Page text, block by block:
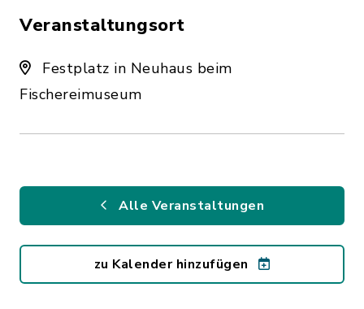
Veranstaltungsort
Festplatz in Neuhaus beim
Fischereimuseum
Alle Veranstaltungen
zu Kalender hinzufügen